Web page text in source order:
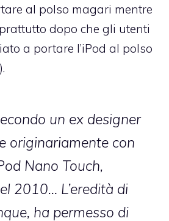
al polso magari mentre
dopo che gli utenti
a portare l’iPod al polso
un ex designer
originariamente con
Nano Touch,
2010… L’eredità di
ha permesso di